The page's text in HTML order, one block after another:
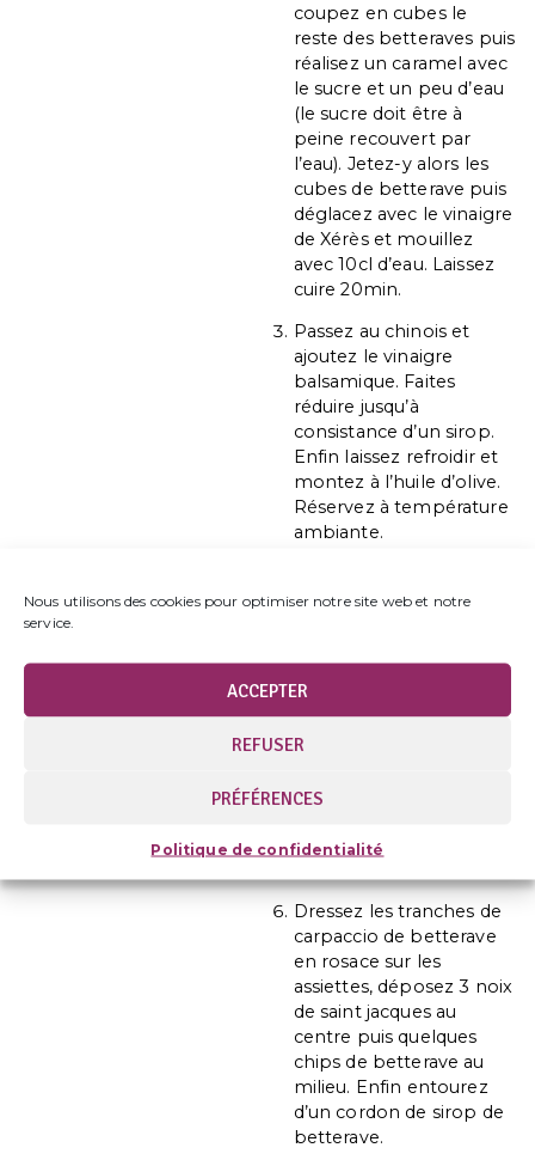
Nous utilisons des cookies pour optimiser notre site web et notre
service.
ACCEPTER
REFUSER
PRÉFÉRENCES
Politique de confidentialité
coupez en cubes le
reste des betteraves puis
réalisez un caramel avec
le sucre et un peu d’eau
(le sucre doit être à
peine recouvert par
l’eau). Jetez-y alors les
cubes de betterave puis
déglacez avec le vinaigre
de Xérès et mouillez
avec 10cl d’eau. Laissez
cuire 20min.
Passez au chinois et
ajoutez le vinaigre
balsamique. Faites
réduire jusqu’à
consistance d’un sirop.
Enfin laissez refroidir et
montez à l’huile d’olive.
Réservez à température
ambiante.
jacques dans le sésame
environ 3 à 4 min de
belle cuisson nacrée à
doit être ferme mais
Dressez les tranches de
carpaccio de betterave
en rosace sur les
assiettes, déposez 3 noix
de saint jacques au
centre puis quelques
chips de betterave au
milieu. Enfin entourez
d’un cordon de sirop de
betterave.